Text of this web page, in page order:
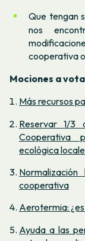
Que tengan
nos
cooperativa
Mociones a
Más recursos
Reservar 1/3
Cooperativa
ecológica
cooperativa
Aerotermia:
Ayuda a las